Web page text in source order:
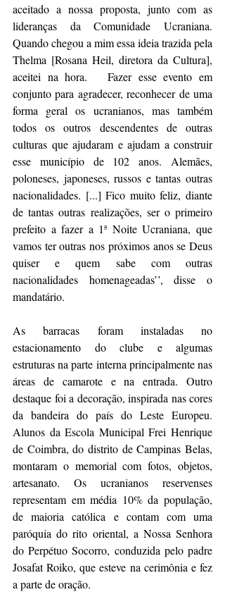
aceitado a nossa proposta, junto com as
lideranças da Comunidade Ucraniana.
Quando chegou a mim essa ideia trazida pela
Thelma [Rosana Heil, diretora da Cultura],
aceitei na hora.   Fazer esse evento em
conjunto para agradecer, reconhecer de uma
forma geral os ucranianos, mas também
todos os outros descendentes de outras
culturas que ajudaram e ajudam a construir
esse município de 102 anos. Alemães,
poloneses, japoneses, russos e tantas outras
nacionalidades. [...] Fico muito feliz, diante
de tantas outras realizações, ser o primeiro
prefeito a fazer a 1ª Noite Ucraniana, que
vamos ter outras nos próximos anos se Deus
quiser e quem sabe com outras
nacionalidades homenageadas’’, disse o
mandatário.
As barracas foram instaladas no
estacionamento do clube e algumas
estruturas na parte interna principalmente nas
áreas de camarote e na entrada. Outro
destaque foi a decoração, inspirada nas cores
da bandeira do país do Leste Europeu.
Alunos da Escola Municipal Frei Henrique
de Coimbra, do distrito de Campinas Belas,
montaram o memorial com fotos, objetos,
artesanato. Os ucranianos reservenses
representam em média 10% da população,
de maioria católica e contam com uma
paróquia do rito oriental, a Nossa Senhora
do Perpétuo Socorro, conduzida pelo padre
Josafat Roiko, que esteve na cerimônia e fez
a parte de oração.